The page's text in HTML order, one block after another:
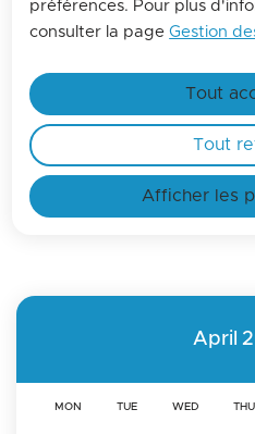
préférences. Pour plus
consulter la pageGestion
Afficher les
Tout
Tout
débutant /
April
MON TUE WED THU